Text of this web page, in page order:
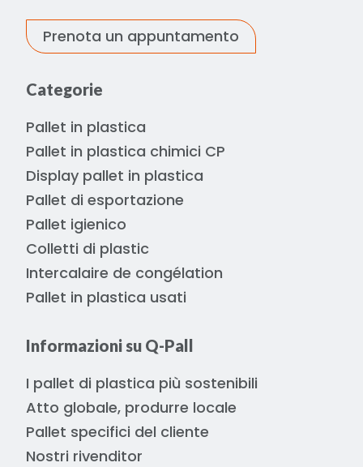
Prenota un appuntamento
Categorie
Pallet in plastica
Pallet in plastica chimici CP
Display pallet in plastica
Pallet di esportazione
Pallet igienico
Colletti di plastic
Intercalaire de congélation
Pallet in plastica usati
Informazioni su Q-Pall
I pallet di plastica più sostenibili
Atto globale, produrre locale
Pallet specifici del cliente
Nostri rivenditor